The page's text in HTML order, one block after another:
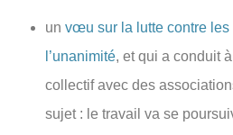
un vœu sur la lutte contre les
l’unanimité, et qui a conduit
collectif avec des
sujet : le travail va se